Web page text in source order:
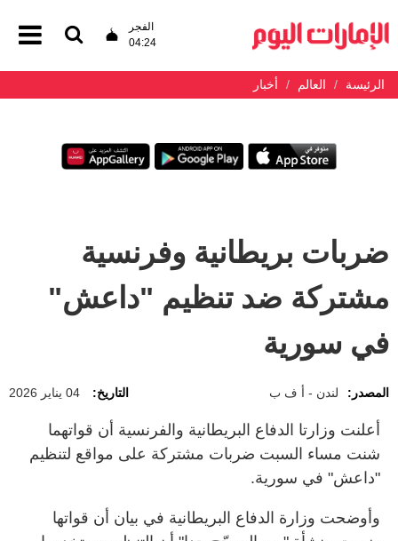
الفجر
04:24
الرئيسة العالم أخبار
ضربات بريطانية وفرنسية
مشتركة ضد تنظيم "داعش"
في سورية
المصدر: لندن - أ ف ب التاريخ: 04 يناير 2026
أعلنت وزارتا الدفاع البريطانية والفرنسية أن قواتهما
شنت مساء السبت ضربات مشتركة على مواقع لتنظيم
"داعش" في سورية.
وأوضحت وزارة الدفاع البريطانية في بيان أن قواتها